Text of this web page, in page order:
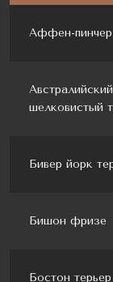
Аффен-пинчер
Австралийский
шелковистый
Бивер йорк
Бишон фризе
Бостон терьер